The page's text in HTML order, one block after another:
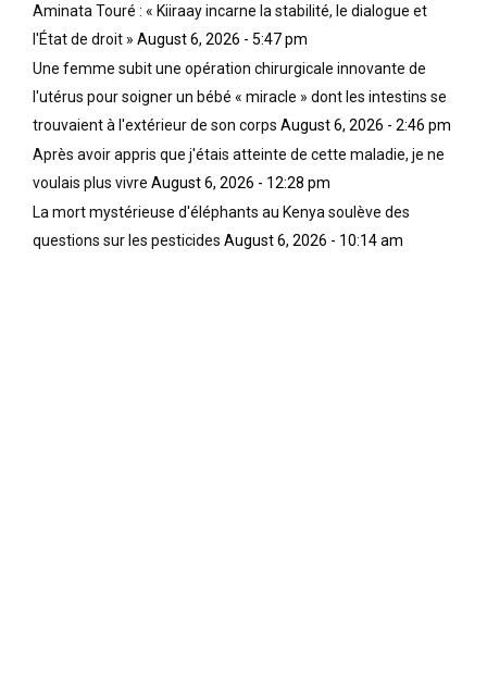
Aminata Touré : « Kiiraay incarne la stabilité, le dialogue et
l'État de droit » August 6, 2026 - 5:47 pm
Une femme subit une opération chirurgicale innovante de
l'utérus pour soigner un bébé « miracle » dont les intestins se
trouvaient à l'extérieur de son corps August 6, 2026 - 2:46 pm
Après avoir appris que j'étais atteinte de cette maladie, je ne
voulais plus vivre August 6, 2026 - 12:28 pm
La mort mystérieuse d'éléphants au Kenya soulève des
questions sur les pesticides August 6, 2026 - 10:14 am